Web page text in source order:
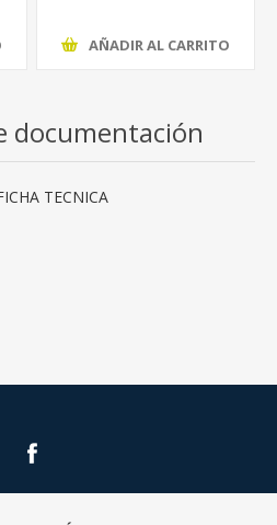
AÑADIR AL CARRITO
documentación
TECNICA